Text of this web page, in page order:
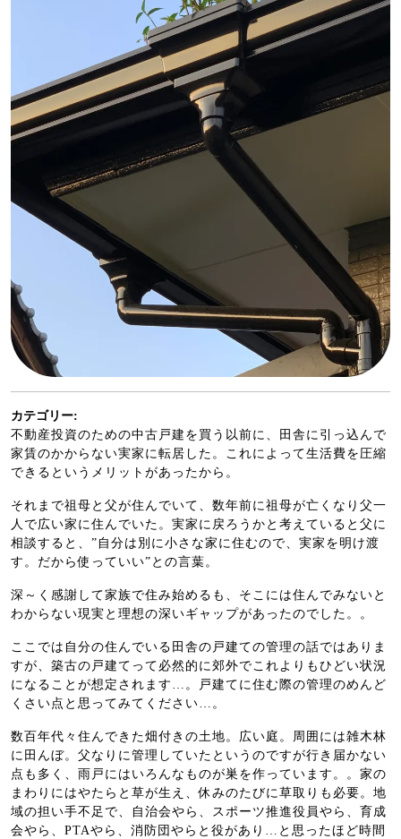
カテゴリー:
不動産投資のための中古戸建を買う以前に、田舎に引っ込んで
家賃のかからない実家に転居した。これによって生活費を圧縮
できるというメリットがあったから。
それまで祖母と父が住んでいて、数年前に祖母が亡くなり父一
人で広い家に住んでいた。実家に戻ろうかと考えていると父に
相談すると、”自分は別に小さな家に住むので、実家を明け渡
す。だから使っていい”との言葉。
深～く感謝して家族で住み始めるも、そこには住んでみないと
わからない現実と理想の深いギャップがあったのでした。。
ここでは自分の住んでいる田舎の戸建ての管理の話ではありま
すが、築古の戸建てって必然的に郊外でこれよりもひどい状況
になることが想定されます…。戸建てに住む際の管理のめんど
くさい点と思ってみてください…。
数百年代々住んできた畑付きの土地。広い庭。周囲には雑木林
に田んぼ。父なりに管理していたというのですが行き届かない
点も多く、雨戸にはいろんなものが巣を作っています。。家の
まわりにはやたらと草が生え、休みのたびに草取りも必要。地
域の担い手不足で、自治会やら、スポーツ推進役員やら、育成
会やら、PTAやら、消防団やらと役があり…と思ったほど時間